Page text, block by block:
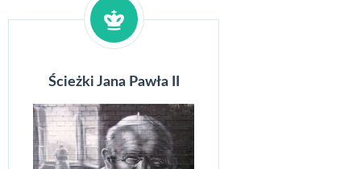
Ścieżki Jana Pawła II